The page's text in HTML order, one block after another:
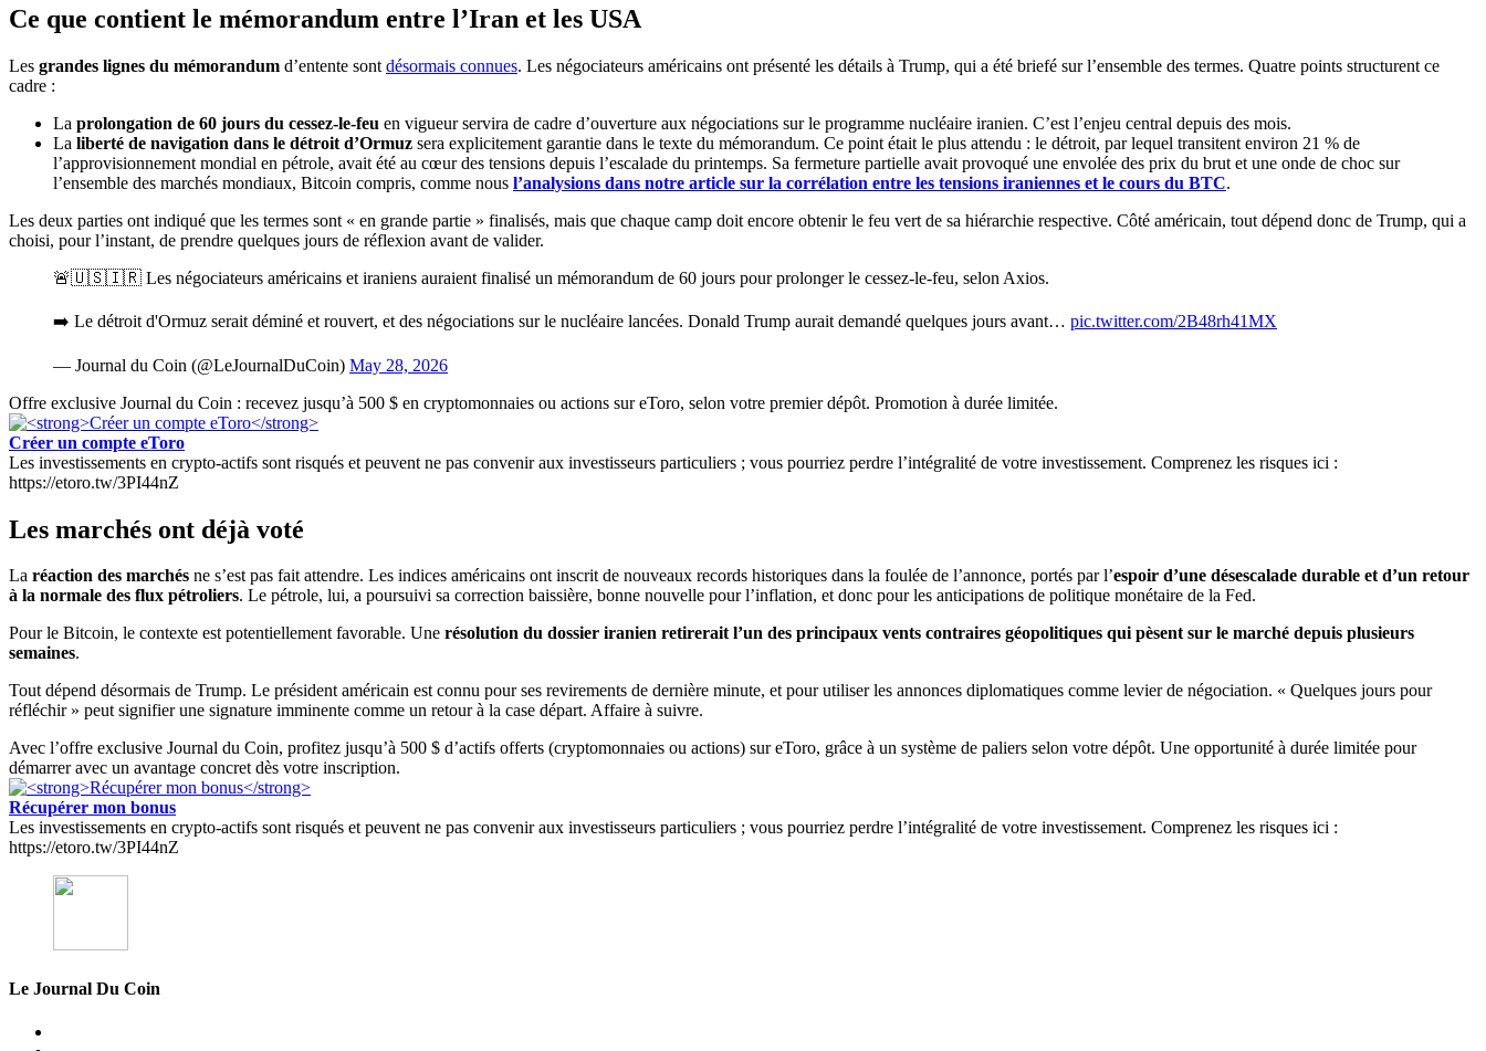
Ce que contient le mémorandum entre l’Iran et les USA
Les grandes lignes du mémorandum d’entente sont désormais connues. Les négociateurs américains ont présenté les détails à Trump, qui a été briefé sur l’ensemble des termes. Quatre points structurent ce
cadre :
La prolongation de 60 jours du cessez-le-feu en vigueur servira de cadre d’ouverture aux négociations sur le programme nucléaire iranien. C’est l’enjeu central depuis des mois.
La liberté de navigation dans le détroit d’Ormuz sera explicitement garantie dans le texte du mémorandum. Ce point était le plus attendu : le détroit, par lequel transitent environ 21 % de
l’approvisionnement mondial en pétrole, avait été au cœur des tensions depuis l’escalade du printemps. Sa fermeture partielle avait provoqué une envolée des prix du brut et une onde de choc sur
l’ensemble des marchés mondiaux, Bitcoin compris, comme nous l’analysions dans notre article sur la corrélation entre les tensions iraniennes et le cours du BTC.
Les deux parties ont indiqué que les termes sont « en grande partie » finalisés, mais que chaque camp doit encore obtenir le feu vert de sa hiérarchie respective. Côté américain, tout dépend donc de Trump, qui a
choisi, pour l’instant, de prendre quelques jours de réflexion avant de valider.
🚨🇺🇸🇮🇷 Les négociateurs américains et iraniens auraient finalisé un mémorandum de 60 jours pour prolonger le cessez-le-feu, selon Axios.
➡️ Le détroit d'Ormuz serait déminé et rouvert, et des négociations sur le nucléaire lancées. Donald Trump aurait demandé quelques jours avant… pic.twitter.com/2B48rh41MX
— Journal du Coin (@LeJournalDuCoin) May 28, 2026
Offre exclusive Journal du Coin : recevez jusqu’à 500 $ en cryptomonnaies ou actions sur eToro, selon votre premier dépôt. Promotion à durée limitée.
Créer un compte eToro
Les investissements en crypto-actifs sont risqués et peuvent ne pas convenir aux investisseurs particuliers ; vous pourriez perdre l’intégralité de votre investissement. Comprenez les risques ici :
https://etoro.tw/3PI44nZ
Les marchés ont déjà voté
La réaction des marchés ne s’est pas fait attendre. Les indices américains ont inscrit de nouveaux records historiques dans la foulée de l’annonce, portés par l’espoir d’une désescalade durable et d’un retour
à la normale des flux pétroliers. Le pétrole, lui, a poursuivi sa correction baissière, bonne nouvelle pour l’inflation, et donc pour les anticipations de politique monétaire de la Fed.
Pour le Bitcoin, le contexte est potentiellement favorable. Une résolution du dossier iranien retirerait l’un des principaux vents contraires géopolitiques qui pèsent sur le marché depuis plusieurs
semaines.
Tout dépend désormais de Trump. Le président américain est connu pour ses revirements de dernière minute, et pour utiliser les annonces diplomatiques comme levier de négociation. « Quelques jours pour
réfléchir » peut signifier une signature imminente comme un retour à la case départ. Affaire à suivre.
Avec l’offre exclusive Journal du Coin, profitez jusqu’à 500 $ d’actifs offerts (cryptomonnaies ou actions) sur eToro, grâce à un système de paliers selon votre dépôt. Une opportunité à durée limitée pour
démarrer avec un avantage concret dès votre inscription.
Récupérer mon bonus
Les investissements en crypto-actifs sont risqués et peuvent ne pas convenir aux investisseurs particuliers ; vous pourriez perdre l’intégralité de votre investissement. Comprenez les risques ici :
https://etoro.tw/3PI44nZ
Le Journal Du Coin